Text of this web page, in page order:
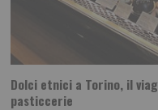
Dolci etnici a Torino, il
pasticcerie